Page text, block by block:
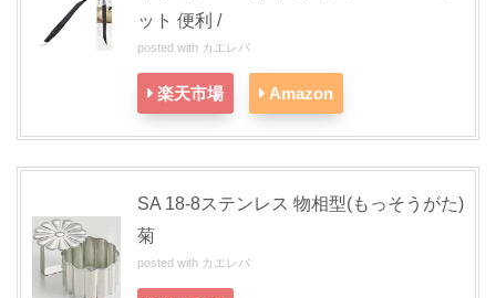
ット 便利 /
posted with カエレバ
楽天市場 Amazon
SA 18-8ステンレス 物相型(もっそうがた)
菊
posted with カエレバ